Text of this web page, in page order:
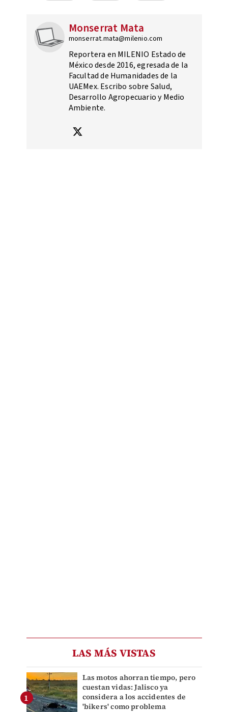
Monserrat Mata
monserrat.mata@milenio.com
Reportera en MILENIO Estado de
México desde 2016, egresada de la
Facultad de Humanidades de la
UAEMex. Escribo sobre Salud,
Desarrollo Agropecuario y Medio
Ambiente.
LAS MÁS VISTAS
Las motos ahorran tiempo, pero
cuestan vidas: Jalisco ya
considera a los accidentes de
'bikers' como problema